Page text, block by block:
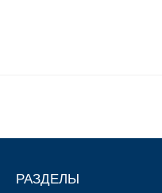
РАЗДЕЛЫ